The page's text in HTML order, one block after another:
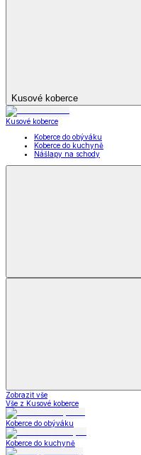
Kusové koberce
Kusové koberce
Koberce do obýváku
Koberce do kuchyně
Nášlapy na schody
Zobrazit vše
Vše z Kusové koberce
Koberce do obýváku
Koberce do kuchyně